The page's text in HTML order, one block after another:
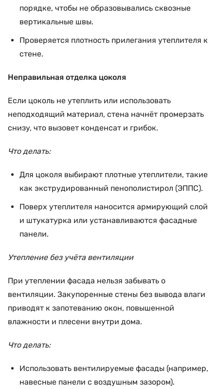
порядке, чтобы не образовывались сквозные
вертикальные швы.
Проверяется плотность прилегания утеплителя к
стене.
Неправильная отделка цоколя
Если цоколь не утеплить или использовать
неподходящий материал, стена начнёт промерзать
снизу, что вызовет конденсат и грибок.
Что делать:
Для цоколя выбирают плотные утеплители, такие
как экструдированный пенополистирол (ЭППС).
Поверх утеплителя наносится армирующий слой
и штукатурка или устанавливаются фасадные
панели.
Утепление без учёта вентиляции
При утеплении фасада нельзя забывать о
вентиляции. Закупоренные стены без вывода влаги
приводят к запотеванию окон, повышенной
влажности и плесени внутри дома.
Что делать:
Использовать вентилируемые фасады (например,
навесные панели с воздушным зазором).